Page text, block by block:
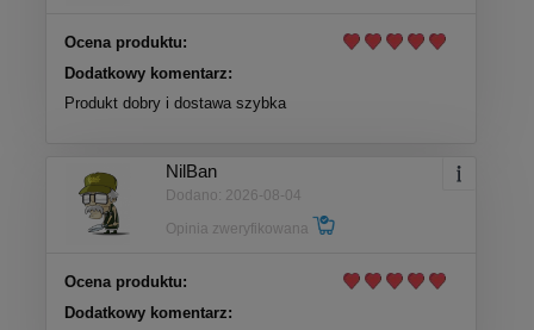
Ocena produktu:
Dodatkowy komentarz:
Produkt dobry i dostawa szybka
NilBan
Dodano: 2026-08-04
Opinia zweryfikowana
Ocena produktu:
Dodatkowy komentarz: